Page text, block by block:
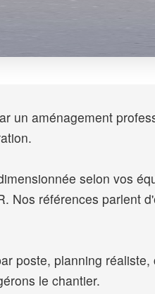
un aménagement
selon vos
références parlent
poste, planning
le chantier.